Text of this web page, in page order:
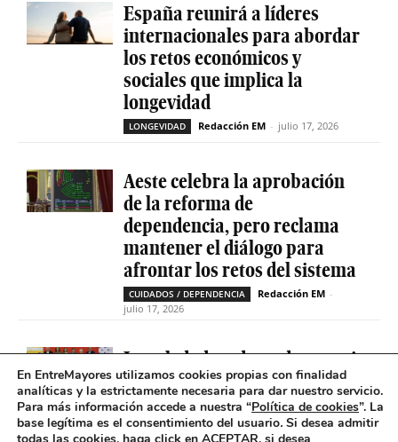
España reunirá a líderes
internacionales para abordar
los retos económicos y
sociales que implica la
longevidad
LONGEVIDAD Redacción EM - julio 17, 2026
Aeste celebra la aprobación
de la reforma de
dependencia, pero reclama
mantener el diálogo para
afrontar los retos del sistema
CUIDADOS / DEPENDENCIA Redacción EM -
julio 17, 2026
La soledad no deseada es casi
cinco veces superior entre
personas que tienen
problemas de salud mental
En EntreMayores utilizamos cookies propias con finalidad
analíticas y la estrictamente necesaria para dar nuestro servicio.
Para más información accede a nuestra “Política de cookies”. La
base legítima es el consentimiento del usuario. Si desea admitir